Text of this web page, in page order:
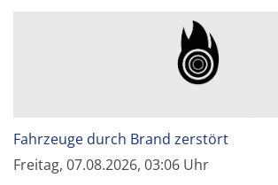
Fahrzeuge durch Brand zerstört
Freitag, 07.08.2026, 03:06 Uhr